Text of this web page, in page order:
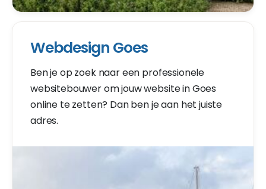
Webdesign Goes
Ben je op zoek naar een professionele
websitebouwer om jouw website in Goes
online te zetten? Dan ben je aan het juiste
adres.